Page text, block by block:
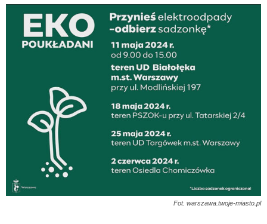
Fot. warszawa.twoje-miasto.pl